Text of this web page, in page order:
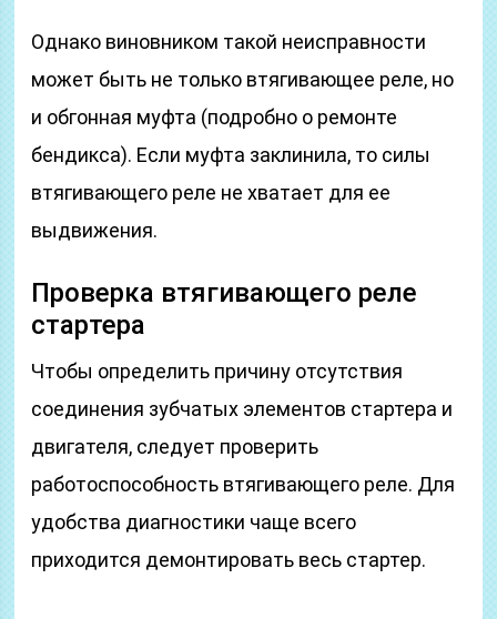
Однако виновником такой неисправности
может быть не только втягивающее реле, но
и обгонная муфта (подробно о ремонте
бендикса). Если муфта заклинила, то силы
втягивающего реле не хватает для ее
выдвижения.
Проверка втягивающего реле
стартера
Чтобы определить причину отсутствия
соединения зубчатых элементов стартера и
двигателя, следует проверить
работоспособность втягивающего реле. Для
удобства диагностики чаще всего
приходится демонтировать весь стартер.